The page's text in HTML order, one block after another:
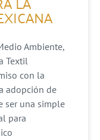
Ambiente,
Textil
con la
adopción de
ser una simple
para